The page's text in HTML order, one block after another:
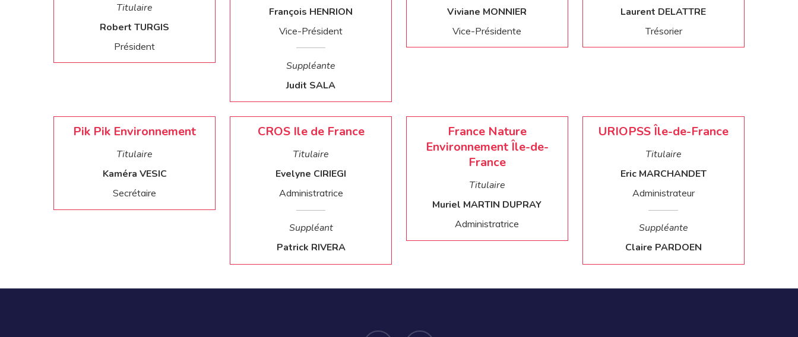
Titulaire
Robert TURGIS
Président
François HENRION
Vice-Président
Suppléante
Judit SALA
Viviane MONNIER
Vice-Présidente
Laurent DELATTRE
Trésorier
Pik Pik Environnement
Titulaire
Kaméra VESIC
Secrétaire
CROS Ile de France
Titulaire
Evelyne CIRIEGI
Administratrice
Suppléant
Patrick RIVERA
France Nature
Environnement Île-de-
France
Titulaire
Muriel MARTIN DUPRAY
Administratrice
URIOPSS Île-de-France
Titulaire
Eric MARCHANDET
Administrateur
Suppléante
Claire PARDOEN